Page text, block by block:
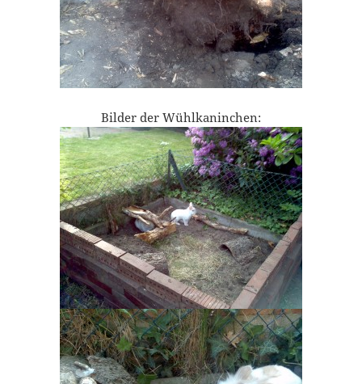
Bilder der Wühlkaninchen: